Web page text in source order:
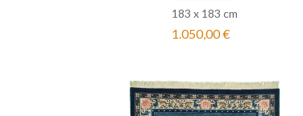
183 x 183 cm
1.050,00 €